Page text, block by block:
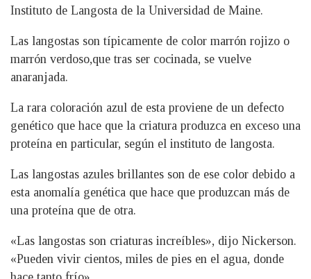
Instituto de Langosta de la Universidad de Maine.
Las langostas son típicamente de color marrón rojizo o
marrón verdoso,que tras ser cocinada, se vuelve
anaranjada.
La rara coloración azul de esta proviene de un defecto
genético que hace que la criatura produzca en exceso una
proteína en particular, según el instituto de langosta.
Las langostas azules brillantes son de ese color debido a
esta anomalía genética que hace que produzcan más de
una proteína que de otra.
«Las langostas son criaturas increíbles», dijo Nickerson.
«Pueden vivir cientos, miles de pies en el agua, donde